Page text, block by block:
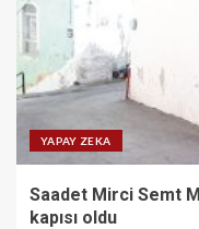
YAPAY ZEKA
Saadet Mirci Semt
kapısı oldu